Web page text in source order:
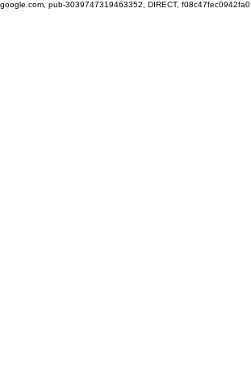
google.com, pub-3039747319463352, DIRECT, f08c47fec0942fa0